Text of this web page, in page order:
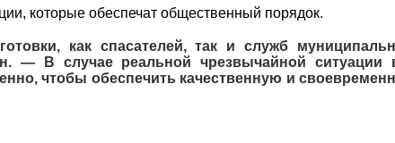
которые обеспечат общественный порядок.
как спасателей, так и служб
— В случае реальной чрезвычайной ситуации
чтобы обеспечить качественную и